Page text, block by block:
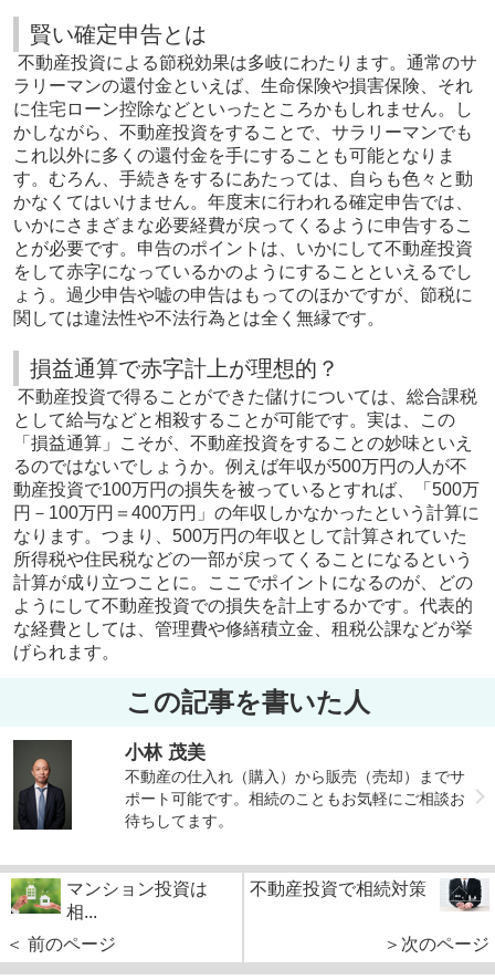
賢い確定申告とは
不動産投資による節税効果は多岐にわたります。通常のサ
ラリーマンの還付金といえば、生命保険や損害保険、それ
に住宅ローン控除などといったところかもしれません。し
かしながら、不動産投資をすることで、サラリーマンでも
これ以外に多くの還付金を手にすることも可能となりま
す。むろん、手続きをするにあたっては、自らも色々と動
かなくてはいけません。年度末に行われる確定申告では、
いかにさまざまな必要経費が戻ってくるように申告するこ
とが必要です。申告のポイントは、いかにして不動産投資
をして赤字になっているかのようにすることといえるでし
ょう。過少申告や嘘の申告はもってのほかですが、節税に
関しては違法性や不法行為とは全く無縁です。
損益通算で赤字計上が理想的？
不動産投資で得ることができた儲けについては、総合課税
として給与などと相殺することが可能です。実は、この
「損益通算」こそが、不動産投資をすることの妙味といえ
るのではないでしょうか。例えば年収が500万円の人が不
動産投資で100万円の損失を被っているとすれば、「500万
円－100万円＝400万円」の年収しかなかったという計算に
なります。つまり、500万円の年収として計算されていた
所得税や住民税などの一部が戻ってくることになるという
計算が成り立つことに。ここでポイントになるのが、どの
ようにして不動産投資での損失を計上するかです。代表的
な経費としては、管理費や修繕積立金、租税公課などが挙
げられます。
この記事を書いた人
小林 茂美
不動産の仕入れ（購入）から販売（売却）までサ
ポート可能です。相続のこともお気軽にご相談お
待ちしてます。
マンション投資は
相...
＜ 前のページ
不動産投資で相続対策
＞次のページ